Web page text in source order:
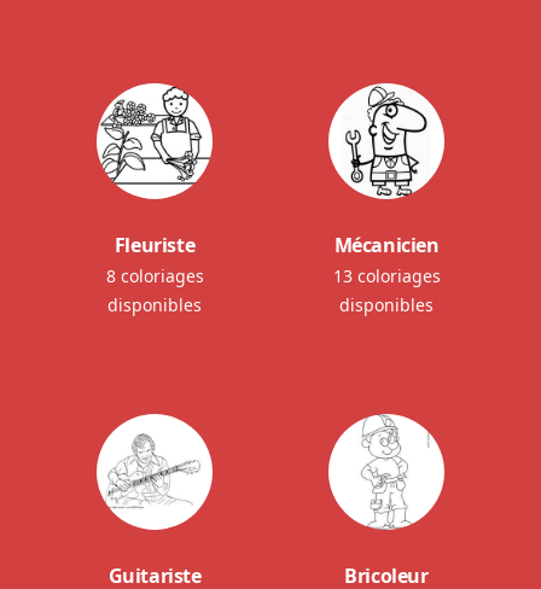
Fleuriste
8 coloriages
disponibles
Mécanicien
13 coloriages
disponibles
Guitariste Bricoleur